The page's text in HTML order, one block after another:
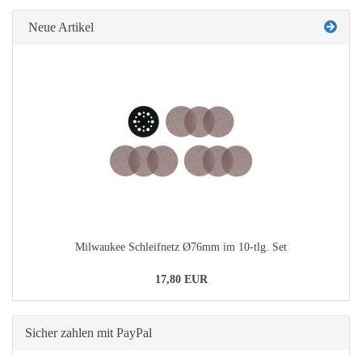
EIN.
Neue Artikel
Milwaukee Schleifnetz Ø76mm im 10-tlg. Set
17,80 EUR
Sicher zahlen mit PayPal